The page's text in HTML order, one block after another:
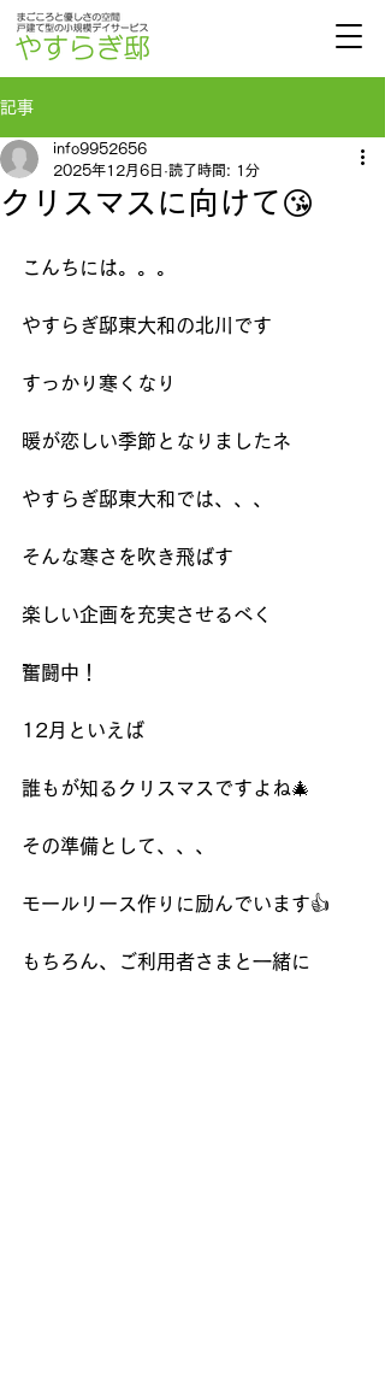
記事
クリスマスに向けて😘
info9952656
2025年12月6日 読了時間: 1分
こんちには。。。
やすらぎ邸東大和の北川です
すっかり寒くなり
暖が恋しい季節となりましたネ
やすらぎ邸東大和では、、、
そんな寒さを吹き飛ばす
楽しい企画を充実させるべく
奮闘中！
12月といえば
誰もが知るクリスマスですよね🎄
その準備として、、、
モールリース作りに励んでいます👍
もちろん、ご利用者さまと一緒に